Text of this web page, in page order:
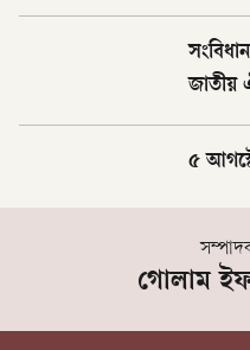
জাতীয়
৫
গোলাম